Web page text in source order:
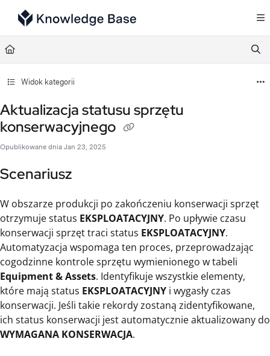
Documentation Index
Fetch the complete documentation index at:
Use this file to discover all available pages before exploring further.
Widok kategorii
Aktualizacja statusu sprzętu
konserwacyjnego
Opublikowane dnia Jan 23, 2025
Scenariusz
W obszarze produkcji po zakończeniu konserwacji sprzęt
otrzymuje status EKSPLOATACYJNY. Po upływie czasu
konserwacji sprzęt traci status EKSPLOATACYJNY.
Automatyzacja wspomaga ten proces, przeprowadzając
cogodzinne kontrole sprzętu wymienionego w tabeli
Equipment & Assets. Identyfikuje wszystkie elementy,
które mają status EKSPLOATACYJNY i wygasły czas
konserwacji. Jeśli takie rekordy zostaną zidentyfikowane,
ich status konserwacji jest automatycznie aktualizowany do
WYMAGANA KONSERWACJA.